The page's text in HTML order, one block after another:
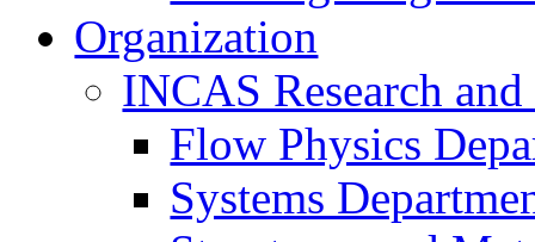
Organization
INCAS Research
Flow Physics
Systems